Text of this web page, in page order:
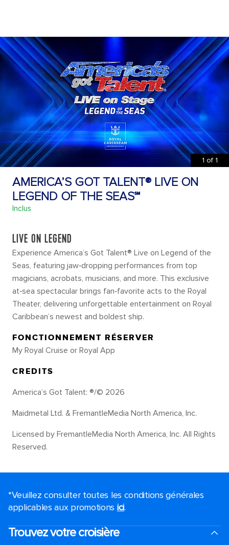
1 of 1
AMERICA’S GOT TALENT® LIVE ON
LEGEND OF THE SEAS℠
Inclus
LIVE ON LEGEND
Experience America’s Got Talent® Live on Legend of the
Seas, featuring jaw‑dropping performances from top
magicians, acrobats, musicians, and more. This exclusive
at‑sea spectacular brings fan‑favorite acts to the Royal
Theater, delivering unforgettable entertainment on Royal
Caribbean’s newest and boldest ship.
FONCTIONNEMENT RÉSERVER
My Royal Cruise or Royal App
CREDITS
America’s Got Talent: ®/© 2026
Maidmetal Ltd. & FremantleMedia North America, Inc.
Licensed by FremantleMedia North America, Inc. All Rights
Reserved.
*Veuillez consulter toutes les conditions générales
applicables aux promotions ici.
Trouvez votre croisière